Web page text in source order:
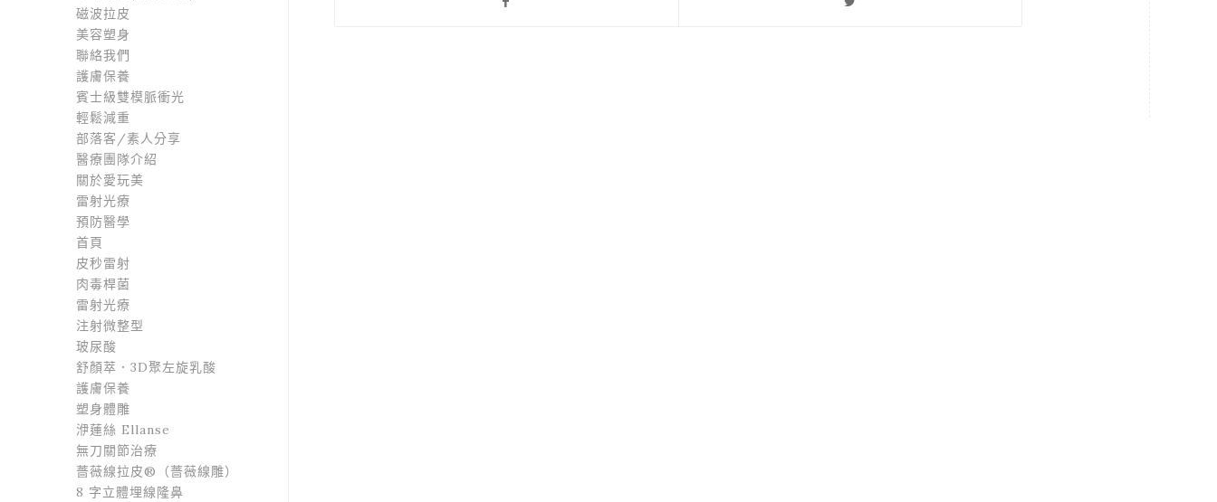
磁波拉皮
美容塑身
聯絡我們
護膚保養
賓士級雙模脈衝光
輕鬆減重
部落客/素人分享
醫療團隊介紹
關於愛玩美
雷射光療
預防醫學
首頁
皮秒雷射
肉毒桿菌
雷射光療
注射微整型
玻尿酸
舒顏萃．3D聚左旋乳酸
護膚保養
塑身體雕
洢蓮絲 Ellanse
無刀關節治療
薔薇線拉皮®（薔薇線雕）
8 字立體埋線隆鼻